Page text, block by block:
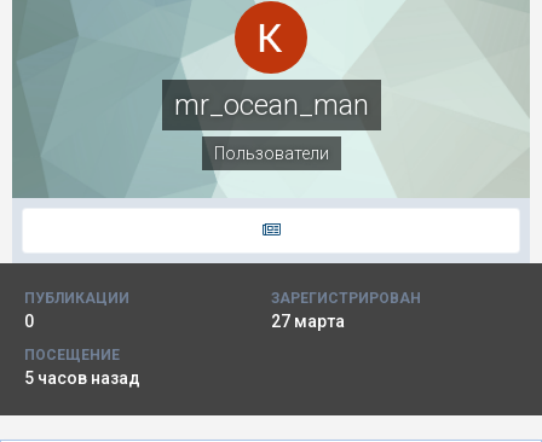
mr_ocean_man
Пользователи
ПУБЛИКАЦИИ
0
ЗАРЕГИСТРИРОВАН
27 марта
ПОСЕЩЕНИЕ
5 часов назад